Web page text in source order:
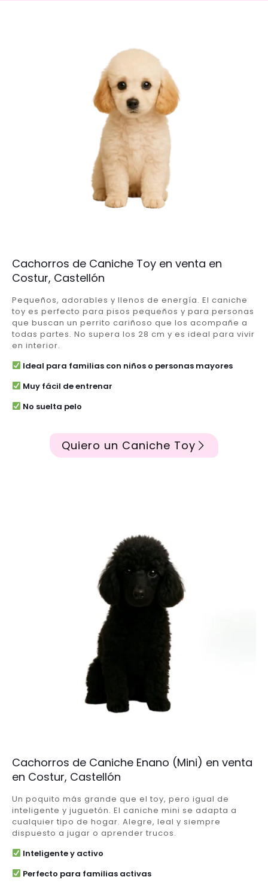
Cachorros de Caniche Toy en venta en
Costur, Castellón
Pequeños, adorables y llenos de energía. El caniche
toy es perfecto para pisos pequeños y para personas
que buscan un perrito cariñoso que los acompañe a
todas partes. No supera los 28 cm y es ideal para vivir
en interior.
Ideal para familias con niños o personas mayores
Muy fácil de entrenar
No suelta pelo
Quiero un Caniche Toy
Cachorros de Caniche Enano (Mini) en venta
en Costur, Castellón
Un poquito más grande que el toy, pero igual de
inteligente y juguetón. El caniche mini se adapta a
cualquier tipo de hogar. Alegre, leal y siempre
dispuesto a jugar o aprender trucos.
Inteligente y activo
Perfecto para familias activas